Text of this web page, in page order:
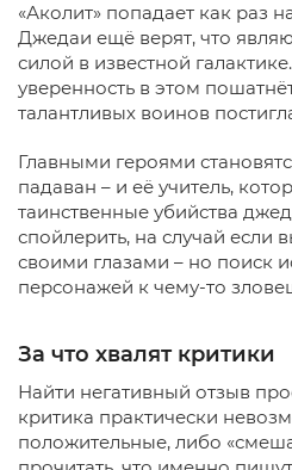
«Аколит» попадает как раз
Джедаи ещё верят, что
силой в известной
уверенность в этом
талантливых воинов
Главными героями
падаван – и её учитель,
таинственные убийства
спойлерить, на случай если
своими глазами – но поиск
персонажей к чему-то
За что хвалят критики
Найти негативный отзыв
критика практически
положительные, либо